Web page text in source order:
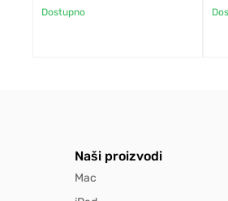
Dostupno
Naši proizvodi
Mac